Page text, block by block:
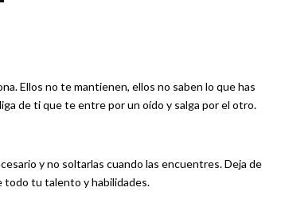
Ellos no te mantienen, ellos no saben lo que has
de ti que te entre por un oído y salga por el otro.
y no soltarlas cuando las encuentres. Deja de
todo tu talento y habilidades.